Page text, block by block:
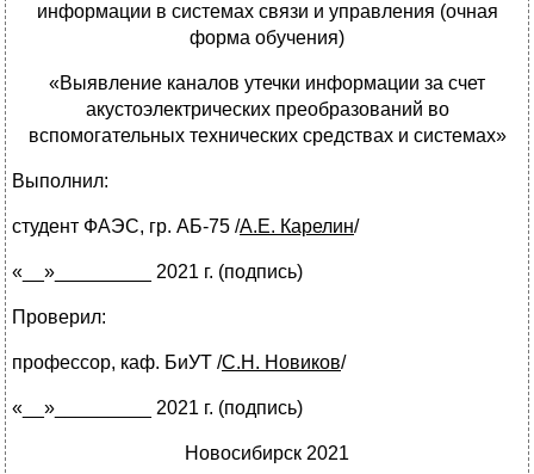
информации в системах связи и управления (очная
форма обучения)
«Выявление каналов утечки информации за счет
акустоэлектрических преобразований во
вспомогательных технических средствах и системах»
Выполнил:
студент ФАЭС, гр. АБ-75 /А.Е. Карелин/
«__»_________ 2021 г. (подпись)
Проверил:
профессор, каф. БиУТ /С.Н. Новиков/
«__»_________ 2021 г. (подпись)
Новосибирск 2021